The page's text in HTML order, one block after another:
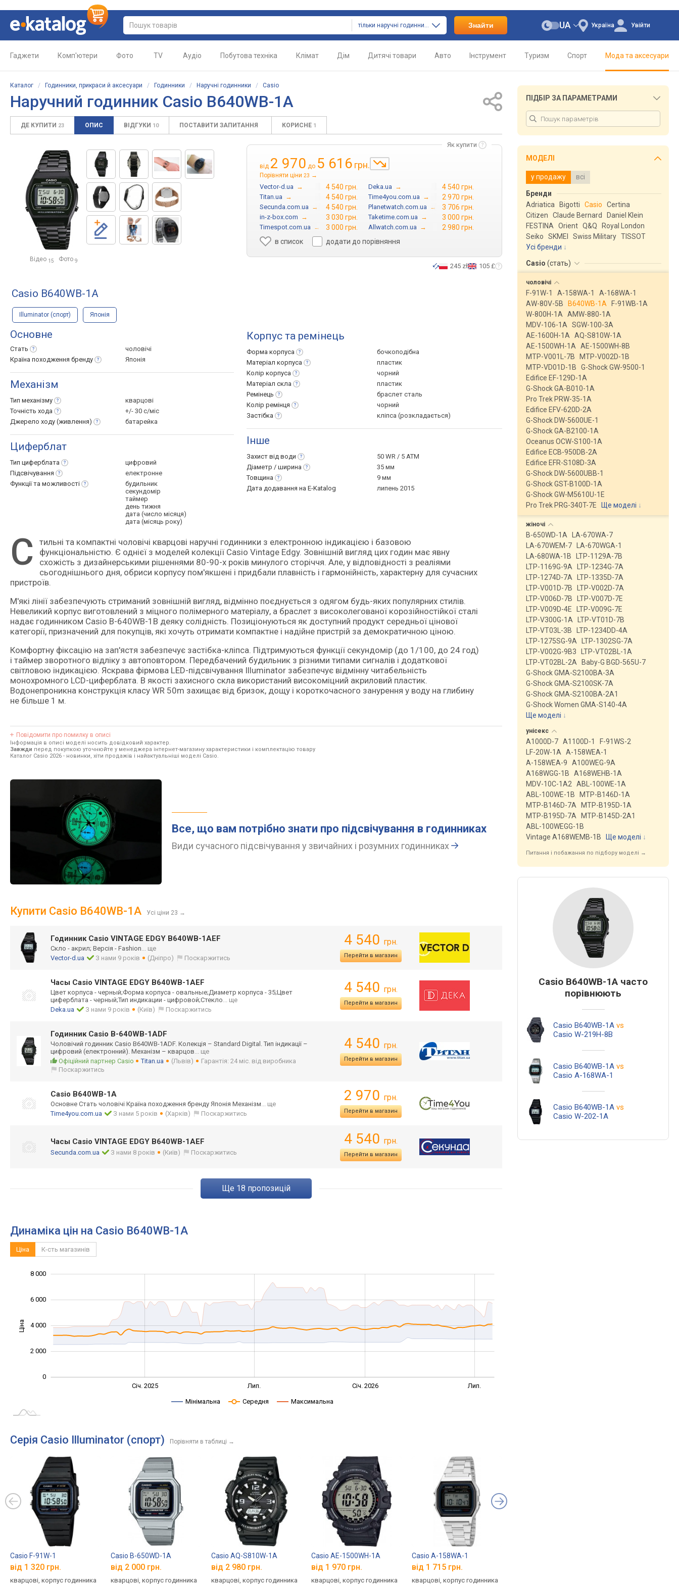
тільки наручні годинники Знайти Україна
UA Увійти
Гаджети Комп'ютери Фото TV Аудіо Побутова техніка Клімат Дім Дитячі товари Авто Інструмент Туризм Спорт Мода та аксесуари
Каталог / Годинники, прикраси й аксесуари / Годинники / Наручні годинники / Casio
Наручний годинник Casio B640WB-1A
ДЕ КУПИТИ 23 ОПИС ВІДГУКИ 10 ПОСТАВИТИ ЗАПИТАННЯ КОРИСНЕ 1
Відео 15 Фото 9
Як купити
від 2 970 до 5 616 грн.
Порівняти ціни 23 →
Vector-d.ua → 4 540 грн. Deka.ua → 4 540 грн.
Titan.ua → 4 540 грн. Time4you.com.ua → 2 970 грн.
Secunda.com.ua → 4 540 грн. Planetwatch.com.ua → 3 706 грн.
in-z-box.com → 3 030 грн. Taketime.com.ua → 3 000 грн.
Timespot.com.ua → 3 000 грн. Allwatch.com.ua →
2 980 грн.
в список
додати до порівняння
245 zł 105 £
Casio B640WB-1A
Illuminator (спорт) Японія
Основне
Стать
чоловічі
Країна походження бренду Японія
Механізм
Тип механізму
кварцові
Точність хода
+/- 30 с/міс
Джерело ходу (живлення) батарейка
Циферблат
Тип циферблата
цифровий
Підсвічування
електронне
Функції та можливості
будильник
секундомір
таймер
день тижня
дата (число місяця)
дата (місяць року)
Корпус та ремінець
Форма корпуса
бочкоподібна
Матеріал корпуса
пластик
Колір корпуса
чорний
Матеріал скла
пластик
Ремінець
браслет сталь
Колір ремінця
чорний
Застібка
кліпса (розкладається)
Інше
Захист від води
50 WR / 5 ATM
Діаметр / ширина
35 мм
Товщина
9 мм
Дата додавання на E-Katalog
липень 2015
С
тильні та компактні чоловічі кварцові наручні годинники з електронною індикацією і базовою
функціональністю. Є однієї з моделей колекції Casio Vintage Edgy. Зовнішній вигляд цих годин має явну
схожість з дизайнерськими рішеннями 80-90-х років минулого сторіччя. Але, у відповідності з реаліями
сьогоднішнього дня, обриси корпусу пом'якшені і придбали плавність і гармонійність, характерну для сучасних
пристроїв.
М'які лінії забезпечують стриманий зовнішній вигляд, відмінно поєднується з одягом будь-яких популярних стилів.
Невеликий корпус виготовлений з міцного полімерного матеріалу, а браслет з високолегованої корозійностійкої сталі
надає годинником Casio B-640WB-1B деяку солідність. Позиціонуються як доступний продукт середньої цінової
категорії, призначений для покупців, які хочуть отримати компактне і надійне пристрій за демократичною ціною.
Комфортну фіксацію на зап'ястя забезпечує застібка-кліпса. Підтримуються функції секундомір (до 1/100, до 24 год)
і таймер зворотного відліку з автоповтором. Передбачений будильник з різними типами сигналів і додаткової
світловою індикацією. Яскрава фірмова LED-підсвічування Illuminator забезпечує відмінну читабельність
монохромного LCD-циферблата. В якості захисного скла використаний високоміцний акриловий пластик.
Водонепроникна конструкція класу WR 50m захищає від бризок, дощу і короткочасного занурення у воду на глибину
не більше 1 м.
Повідомити про помилку в описі
Інформація в описі моделі носить довідковий характер.
Завжди перед покупкою уточнюйте у менеджера інтернет-магазину характеристики і комплектацію товару
Каталог Casio 2026 - новинки, хіти продажів і найактуальніші моделі Casio.
Все, що вам потрібно знати про підсвічування в годинниках
Види сучасного підсвічування у звичайних і розумних годинниках
Купити Casio B640WB-1A Усі ціни 23 →
Годинник Casio VINTAGE EDGY B640WB-1AEF
Скло - акрил; Версія - Fashion... ще
Vector-d.ua
З нами 9 років (Дніпро) Поскаржитись
4 540 грн.
Перейти в магазин
Часы Casio VINTAGE EDGY B640WB-1AEF
Цвет корпуса - черный;Форма корпуса - овальные;Диаметр корпуса - 35;Цвет
циферблата - черный;Тип индикации - цифровой;Стекло... ще
Deka.ua
З нами 9 років (Київ) Поскаржитись
4 540 грн.
Перейти в магазин
Годинник Casio B-640WB-1ADF
Чоловічий годинник Casio B640WB-1ADF. Колекція – Standard Digital. Тип індикації –
цифровий (електронний). Механізм – кварцов... ще
Офіційний партнер Casio
Titan.ua (Львів)
Гарантія: 24 міс. від виробника
Поскаржитись
4 540 грн.
Перейти в магазин
Casio B640WB-1A
Основне Стать чоловічі Країна походження бренду Японія Механізм... ще
Time4you.com.ua
З нами 5 років (Харків) Поскаржитись
2 970 грн.
Перейти в магазин
Часы Casio VINTAGE EDGY B640WB-1AEF
Secunda.com.ua З нами 8 років (Київ) Поскаржитись
4 540 грн.
Перейти в магазин
ще 18 пропозицій
Динаміка цін на Casio B640WB-1A
Ціна К-сть магазинів
Ціна 1 000
0
2 000
4 000
6 000
8 000
Січ. 2025 Лип. Січ. 2026 Лип.
Мінімальна Середня Максимальна
Серія Casio Illuminator (спорт) Порівняти в таблиці →
Casio F-91W-1
від 1 320 грн.
кварцові, корпус годинника
Casio B-650WD-1A
від 2 000 грн.
кварцові, корпус годинника
Casio AQ-S810W-1A
від 2 980 грн.
кварцові, корпус годинника
Casio AE-1500WH-1A
від 1 970 грн.
кварцові, корпус годинника
Casio A-158WA-1
від 1 715 грн.
кварцові, корпус годинника
ПІДБІР ЗА ПАРАМЕТРАМИ
МОДЕЛІ
у продажу всі
Бренди
Adriatica
Bigotti Casio
Certina
Citizen
Claude Bernard
Daniel Klein
FESTINA
Orient Q&Q
Royal London
Seiko
SKMEI Swiss Military TISSOT
Усі бренди
Casio (стать)
чоловічі
F-91W-1 A-158WA-1
A-168WA-1
AW-80V-5B
B640WB-1A
F-91WB-1A
W-800H-1A
AMW-880-1A
MDV-106-1A
SGW-100-3A
AE-1600H-1A
AQ-S810W-1A
AE-1500WH-1A
AE-1500WH-8B
MTP-V001L-7B
MTP-V002D-1B
MTP-VD01D-1B
G-Shock GW-9500-1
Edifice EF-129D-1A
G-Shock GA-B010-1A
Pro Trek PRW-35-1A
Edifice EFV-620D-2A
G-Shock DW-5600UE-1
G-Shock GA-B2100-1A
Oceanus OCW-S100-1A
Edifice ECB-950DB-2A
Edifice EFR-S108D-3A
G-Shock DW-5600UBB-1
G-Shock GST-B100D-1A
G-Shock GW-M5610U-1E
Pro Trek PRG-340T-7E
Ще моделі ↓
жіночі
B-650WD-1A
LA-670WA-7
LA-670WEM-7
LA-670WGA-1
LA-680WA-1B
LTP-1129A-7B
LTP-1169G-9A
LTP-1234G-7A
LTP-1274D-7A
LTP-1335D-7A
LTP-V001D-7B
LTP-V002D-7A
LTP-V006D-7B
LTP-V007D-7E
LTP-V009D-4E
LTP-V009G-7E
LTP-V300G-1A
LTP-VT01D-7B
LTP-VT03L-3B
LTP-1234DD-4A
LTP-1275SG-9A
LTP-1302SG-7A
LTP-V002G-9B3
LTP-VT02BL-1A
LTP-VT02BL-2A
Baby-G BGD-565U-7
G-Shock GMA-S2100BA-3A
G-Shock GMA-S2100SK-7A
G-Shock GMA-S2100BA-2A1
G-Shock Women GMA-S140-4A
Ще моделі ↓
унісекс
A1000D-7 A1100D-1
F-91WS-2
LF-20W-1A
A-158WEA-1
A-158WEA-9
A100WEG-9A
A168WGG-1B
A168WEHB-1A
MDV-10C-1A2
ABL-100WE-1A
ABL-100WE-1B
MTP-B146D-1A
MTP-B146D-7A
MTP-B195D-1A
MTP-B195D-7A
MTP-B145D-2A1
ABL-100WEGG-1B
Vintage A168WEMB-1B
Ще моделі ↓
Питання і побажання по підбору моделі →
Casio B640WB-1A часто
порівнюють
Casio B640WB-1A vs
Casio W-219H-8B
Casio B640WB-1A vs
Casio A-168WA-1
Casio B640WB-1A vs
Casio W-202-1A